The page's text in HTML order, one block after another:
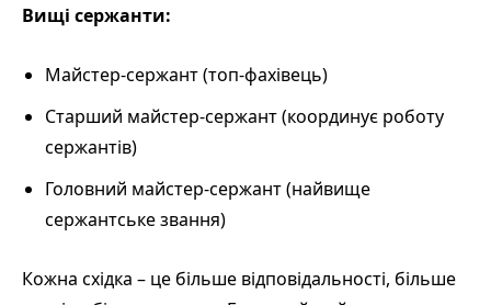
Вищі сержанти:
Майстер-сержант (топ-фахівець)
Старший майстер-сержант (координує роботу
сержантів)
Головний майстер-сержант (найвище
сержантське звання)
Кожна східка – це більше відповідальності, більше